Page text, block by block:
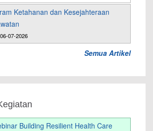
Ketahanan dan Kesejahteraan
07-2026
Semua Artikel
Building Resilient Health Care